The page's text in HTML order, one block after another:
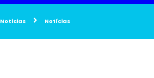
Notícias Notícias